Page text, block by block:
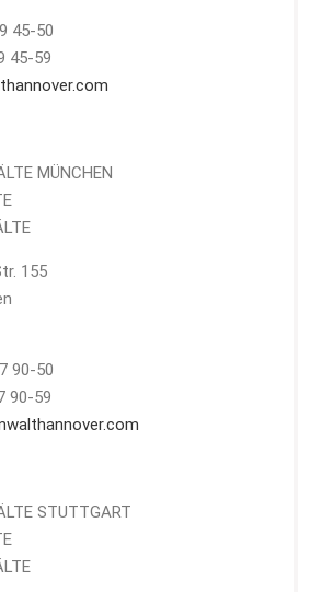
45-50
45-59
MÜNCHEN
155
90-50
90-59
STUTTGART